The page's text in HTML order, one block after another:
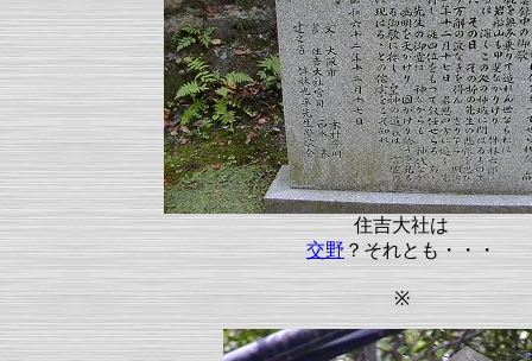
住吉大社は
交野？それとも・・・
※